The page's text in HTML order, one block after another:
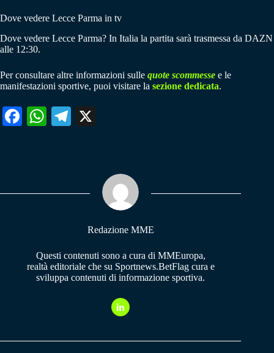
Dove vedere Lecce Parma in tv
Dove vedere Lecce Parma? In Italia la partita sarà trasmessa da DAZN
alle 12:30.
Per consultare altre informazioni sulle quote scommesse e le
manifestazioni sportive, puoi visitare la sezione dedicata.
Fa W
pp
Te
m
Redazione MME
Questi contenuti sono a cura di MMEuropa,
realtà editoriale che su Sportnews.BetFlag cura e
sviluppa contenuti di informazione sportiva.